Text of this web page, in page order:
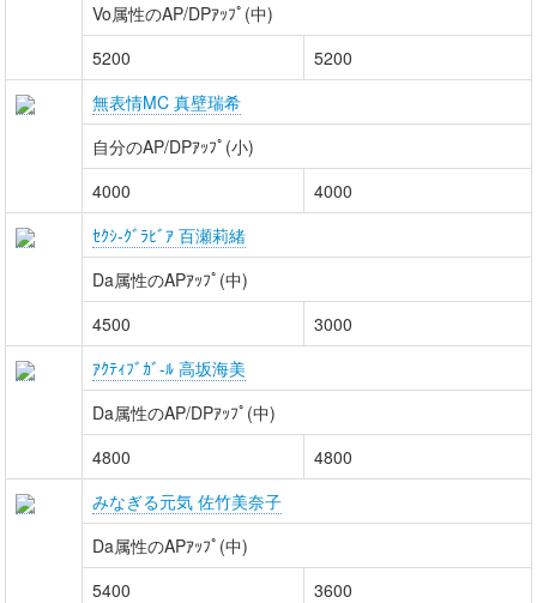
Vo属性のAP/DPｱｯﾌﾟ(中)
5200
5200
無表情MC 真壁瑞希
自分のAP/DPｱｯﾌﾟ(小)
4000
4000
ｾｸｼ-ｸﾞﾗﾋﾞｱ 百瀬莉緒
Da属性のAPｱｯﾌﾟ(中)
4500
3000
ｱｸﾃｨﾌﾞｶﾞ-ﾙ 高坂海美
Da属性のAP/DPｱｯﾌﾟ(中)
4800
4800
みなぎる元気 佐竹美奈子
Da属性のAPｱｯﾌﾟ(中)
5400
3600